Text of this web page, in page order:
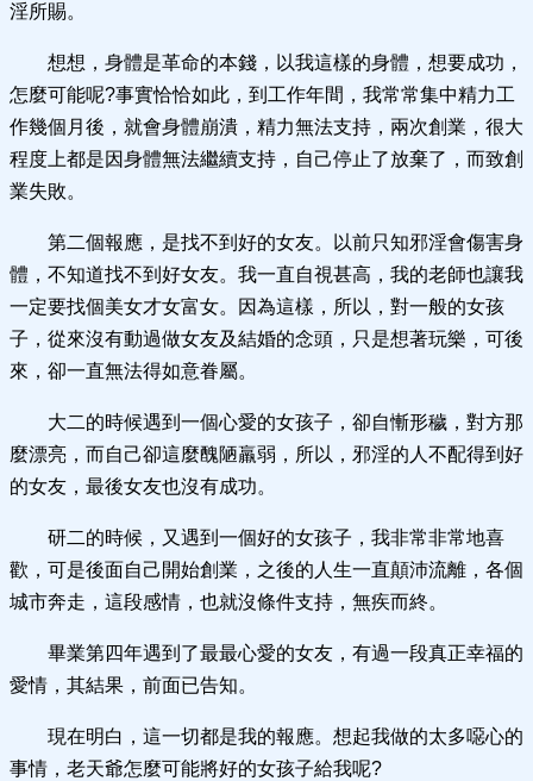
淫所賜。
想想，身體是革命的本錢，以我這樣的身體，想要成功，
怎麼可能呢?事實恰恰如此，到工作年間，我常常集中精力工
作幾個月後，就會身體崩潰，精力無法支持，兩次創業，很大
程度上都是因身體無法繼續支持，自己停止了放棄了，而致創
業失敗。
第二個報應，是找不到好的女友。以前只知邪淫會傷害身
體，不知道找不到好女友。我一直自視甚高，我的老師也讓我
一定要找個美女才女富女。因為這樣，所以，對一般的女孩
子，從來沒有動過做女友及結婚的念頭，只是想著玩樂，可後
來，卻一直無法得如意眷屬。
大二的時候遇到一個心愛的女孩子，卻自慚形穢，對方那
麼漂亮，而自己卻這麼醜陋羸弱，所以，邪淫的人不配得到好
的女友，最後女友也沒有成功。
研二的時候，又遇到一個好的女孩子，我非常非常地喜
歡，可是後面自己開始創業，之後的人生一直顛沛流離，各個
城市奔走，這段感情，也就沒條件支持，無疾而終。
畢業第四年遇到了最最心愛的女友，有過一段真正幸福的
愛情，其結果，前面已告知。
現在明白，這一切都是我的報應。想起我做的太多噁心的
事情，老天爺怎麼可能將好的女孩子給我呢?